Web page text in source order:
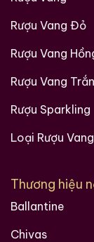
Hàng Ngàn
Rượu Vang Đỏ
Rượu Vang
Rượu Vang
Rượu Sparkling
Loại Rượu
Thương hiệu
Ballantine
Chivas